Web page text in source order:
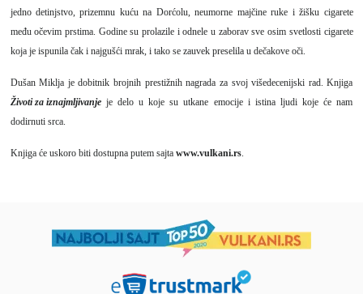
jedno detinjstvo, prizemnu kuću na Dorćolu, neumorne majčine ruke i žišku cigarete
među očevim prstima. Godine su prolazile i odnele u zaborav sve osim svetlosti cigarete
koja je ispunila čak i najgušći mrak, i tako se zauvek preselila u dečakove oči.
Dušan Miklja je dobitnik brojnih prestižnih nagrada za svoj višedecenijski rad. Knjiga
Životi za iznajmljivanjeje delo u koje su utkane emocije i istina ljudi koje će nam
dodirnuti srca.
Knjiga će uskoro biti dostupna putem sajta www.vulkani.rs.